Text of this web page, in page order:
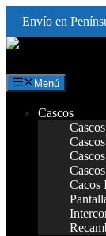
Envío en
Saltar
contenido
Menú
Cascos
Cacos